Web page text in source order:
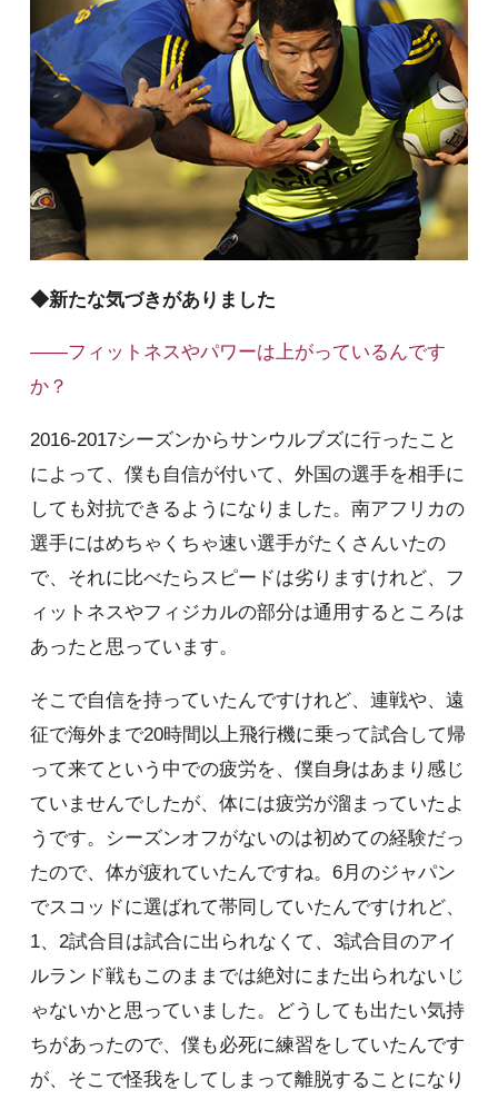
◆新たな気づきがありました
――フィットネスやパワーは上がっているんです
か？
2016-2017シーズンからサンウルブズに行ったこと
によって、僕も自信が付いて、外国の選手を相手に
しても対抗できるようになりました。南アフリカの
選手にはめちゃくちゃ速い選手がたくさんいたの
で、それに比べたらスピードは劣りますけれど、フ
ィットネスやフィジカルの部分は通用するところは
あったと思っています。
そこで自信を持っていたんですけれど、連戦や、遠
征で海外まで20時間以上飛行機に乗って試合して帰
って来てという中での疲労を、僕自身はあまり感じ
ていませんでしたが、体には疲労が溜まっていたよ
うです。シーズンオフがないのは初めての経験だっ
たので、体が疲れていたんですね。6月のジャパン
でスコッドに選ばれて帯同していたんですけれど、
1、2試合目は試合に出られなくて、3試合目のアイ
ルランド戦もこのままでは絶対にまた出られないじ
ゃないかと思っていました。どうしても出たい気持
ちがあったので、僕も必死に練習をしていたんです
が、そこで怪我をしてしまって離脱することになり